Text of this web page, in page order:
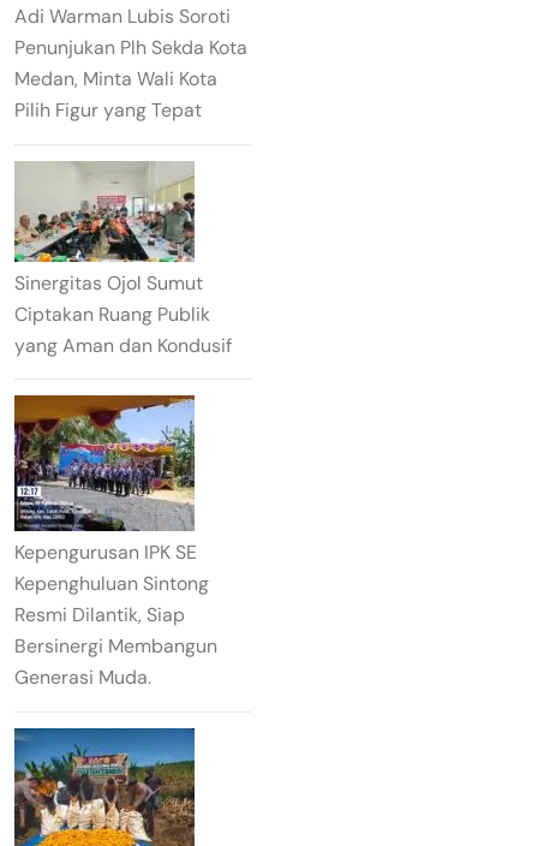
Adi Warman Lubis Soroti
Penunjukan Plh Sekda Kota
Medan, Minta Wali Kota
Pilih Figur yang Tepat
Sinergitas Ojol Sumut
Ciptakan Ruang Publik
yang Aman dan Kondusif
Kepengurusan IPK SE
Kepenghuluan Sintong
Resmi Dilantik, Siap
Bersinergi Membangun
Generasi Muda.